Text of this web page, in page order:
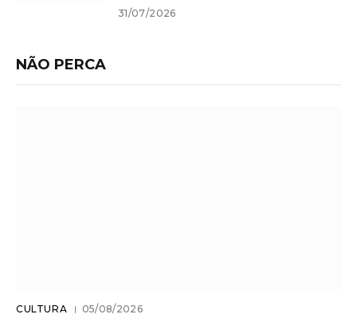
31/07/2026
NÃO PERCA
CULTURA 05/08/2026